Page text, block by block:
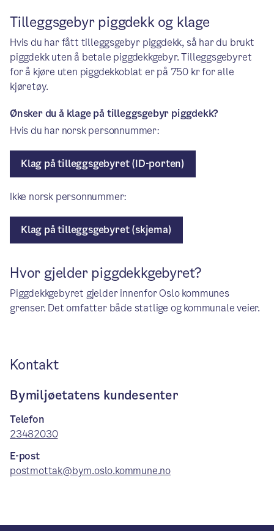
Tilleggsgebyr piggdekk og klage
Hvis du har fått tilleggsgebyr piggdekk, så har du brukt
piggdekk uten å betale piggdekkgebyr. Tilleggsgebyret
for å kjøre uten piggdekkoblat er på 750 kr for alle
kjøretøy.
Ønsker du å klage på tilleggsgebyr piggdekk?
Hvis du har norsk personnummer:
Klag på tilleggsgebyret (ID-porten)
Ikke norsk personnummer:
Klag på tilleggsgebyret (skjema)
Hvor gjelder piggdekkgebyret?
Piggdekkgebyret gjelder innenfor Oslo kommunes
grenser. Det omfatter både statlige og kommunale veier.
Kontakt
Bymiljøetatens kundesenter
Telefon
23482030
E-post
postmottak@bym.oslo.kommune.no